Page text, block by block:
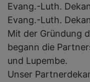
Evang.-Luth.
Evang.-Luth.
Mit der Gründung
begann die
und Lupembe.
Unser